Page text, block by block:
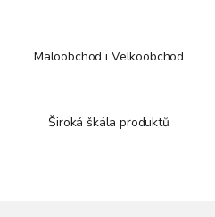
Maloobchod i Velkoobchod
Široká škála produktů